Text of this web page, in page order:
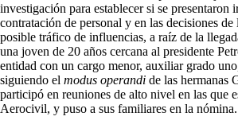
investigación para establecer si se presentaron
contratación de personal y en las decisiones
posible tráfico de influencias, a raíz de la
una joven de 20 años cercana al presidente
entidad con un cargo menor, auxiliar grado
siguiendo el modus operandi de las hermanas
participó en reuniones de alto nivel en las que
Aerocivil, y puso a sus familiares en la nómina.